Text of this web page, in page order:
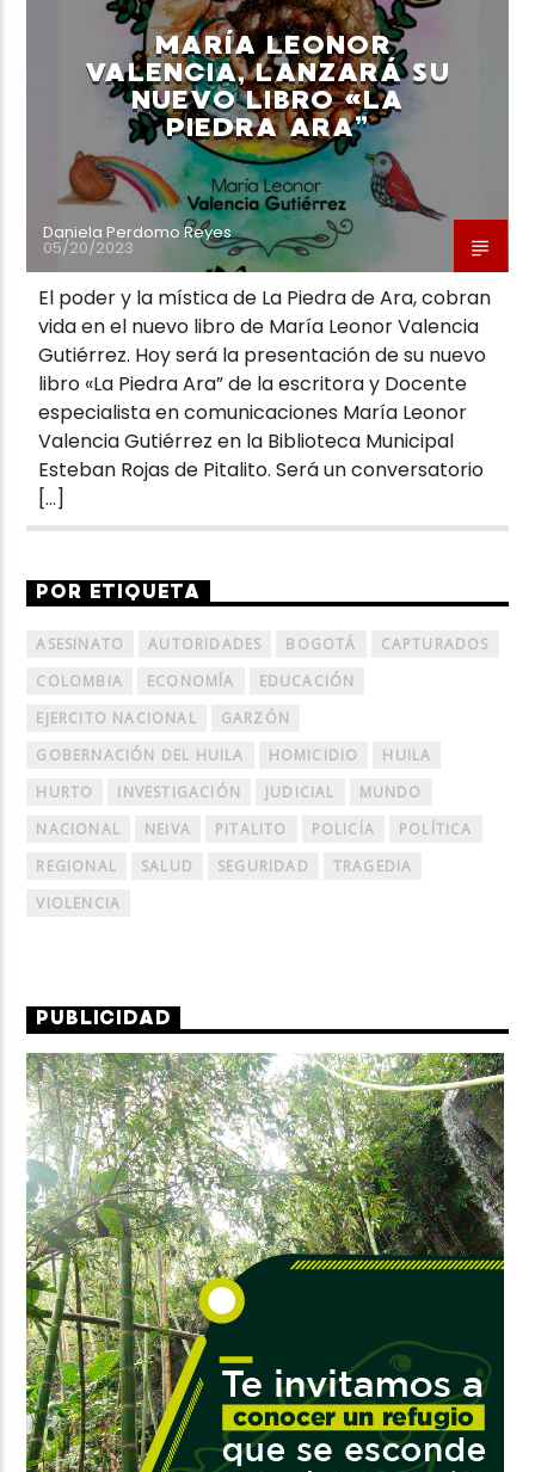
Neiva Estereo
MARÍA LEONOR
VALENCIA, LANZARÁ SU
NUEVO LIBRO «LA
PIEDRA ARA”
Daniela Perdomo Reyes
05/20/2023
El poder y la mística de La Piedra de Ara, cobran
vida en el nuevo libro de María Leonor Valencia
Gutiérrez. Hoy será la presentación de su nuevo
libro «La Piedra Ara” de la escritora y Docente
especialista en comunicaciones María Leonor
Valencia Gutiérrez en la Biblioteca Municipal
Esteban Rojas de Pitalito. Será un conversatorio
[…]
POR ETIQUETA
ASESINATO AUTORIDADES BOGOTÁ
CAPTURADOS
COLOMBIA
ECONOMÍA
EDUCACIÓN
EJERCITO NACIONAL
GARZÓN
GOBERNACIÓN DEL HUILA
HOMICIDIO
HUILA
HURTO
INVESTIGACIÓN JUDICIAL
MUNDO
NACIONAL
NEIVA PITALITO POLICÍA
POLÍTICA
REGIONAL
SALUD SEGURIDAD
TRAGEDIA
VIOLENCIA
PUBLICIDAD